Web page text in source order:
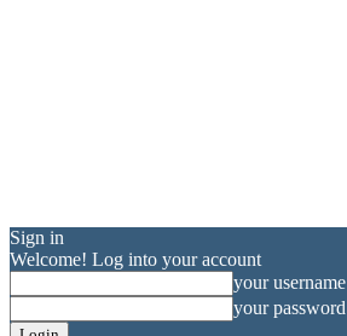
Sign in
Welcome! Log into your account
your username
your password